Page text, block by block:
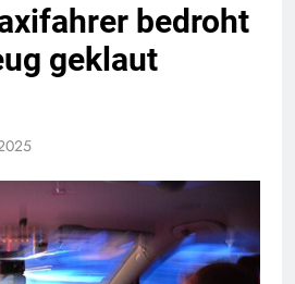
bedroht
geklaut